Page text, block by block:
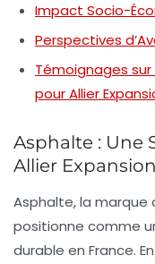
Impact Socio-
Perspectives
Témoignages
pour Allier
Asphalte : Une
Allier
Asphalte, la
positionne comme
durable en France.